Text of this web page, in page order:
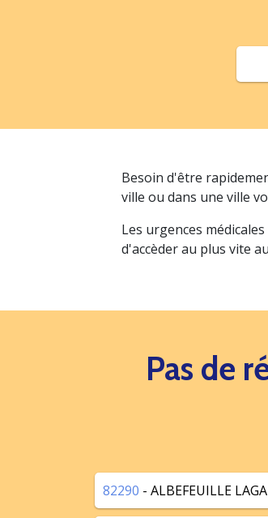
Besoin d'être
ville ou dans une ville
Les urgences
d'accèder au plus vite
Pas de
82290 - ALBEFEUILLE